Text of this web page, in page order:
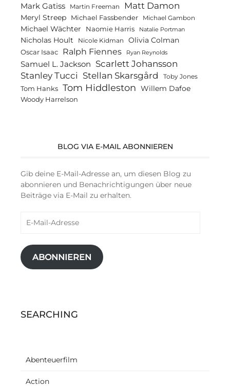
Mark Gatiss Martin Freeman Matt Damon
Meryl Streep Michael Fassbender Michael Gambon
Michael Wächter Naomie Harris Natalie Portman
Nicholas Hoult Nicole Kidman Olivia Colman
Oscar Isaac Ralph Fiennes Ryan Reynolds
Samuel L. Jackson Scarlett Johansson
Stanley Tucci Stellan Skarsgård Toby Jones
Tom Hanks Tom Hiddleston Willem Dafoe
Woody Harrelson
BLOG VIA E-MAIL ABONNIEREN
Gib deine E-Mail-Adresse an, um diesen Blog zu
abonnieren und Benachrichtigungen über neue
Beiträge via E-Mail zu erhalten.
Mail-
ABONNIEREN
SEARCHING
Abenteuerfilm
Action